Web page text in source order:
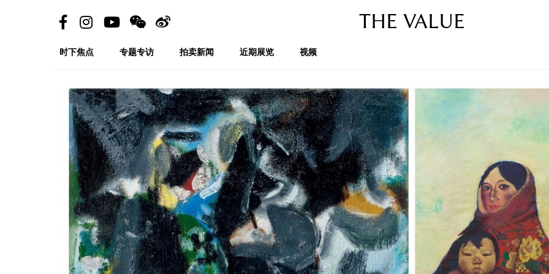
THE VALUE
时下焦点 专题专访 拍卖新闻 近期展览 视频